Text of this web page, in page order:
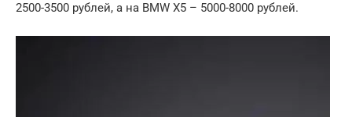
2500-3500 рублей, а на BMW X5 – 5000-8000 рублей.